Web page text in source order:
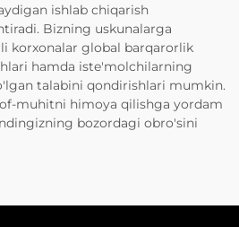
ishlab chiqarish
Bizning uskunalarga
korxonalar global barqarorlik
hamda iste'molchilarning
talabini qondirishlari mumkin.
muhitni himoya qilishga yordam
bozordagi obro'sini